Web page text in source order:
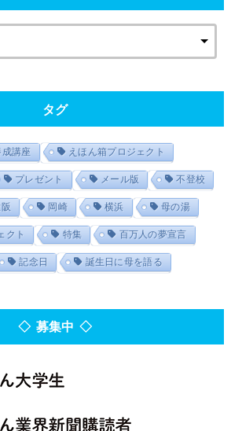
タグ
成講座 えほん箱プロジェクト
プレゼント メール版 不登校
岡崎 横浜 母の湯
クト 特集 百万人の夢宣言
記念日 誕生日に母を語る
◇ 募集中 ◇